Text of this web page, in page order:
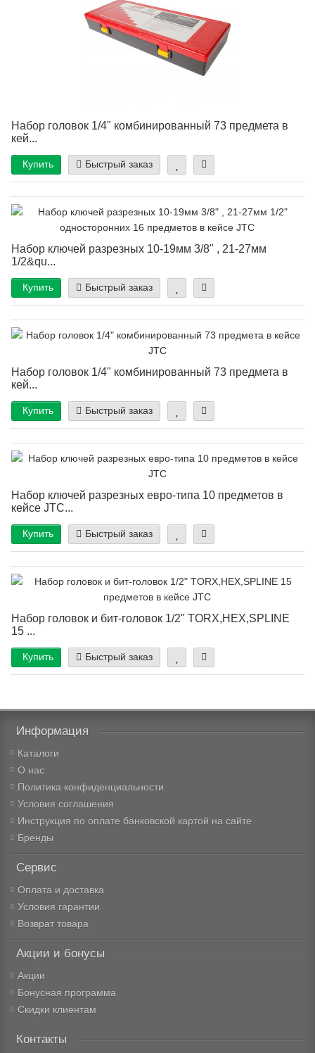
Набор головок 1/4" комбинированный 73 предмета в
кей...
Купить Быстрый заказ
Набор ключей разрезных 10-19мм 3/8" , 21-27мм
1/2&qu...
Купить Быстрый заказ
Набор головок 1/4" комбинированный 73 предмета в
кей...
Купить Быстрый заказ
Набор ключей разрезных евро-типа 10 предметов в
кейсе JTC...
Купить Быстрый заказ
Набор головок и бит-головок 1/2" TORX,HEX,SPLINE
15 ...
Купить Быстрый заказ
Информация
Каталоги
О нас
Политика конфиденциальности
Условия соглашения
Инструкция по оплате банковской картой на сайте
Бренды
Сервис
Оплата и доставка
Условия гарантии
Возврат товара
Акции и бонусы
Акции
Бонусная программа
Скидки клиентам
Контакты